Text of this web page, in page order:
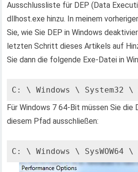
Ausschlussliste für DEP (Data
dllhost.exe hinzu. In meinem
Sie, wie Sie DEP in Windows
letzten Schritt dieses Artikels auf
Sie dann die folgende Exe-Datei in
C: \ Windows \ System32
Für Windows 7 64-Bit müssen Sie die
diesem Pfad ausschließen:
C: \ Windows \ SysWOW64